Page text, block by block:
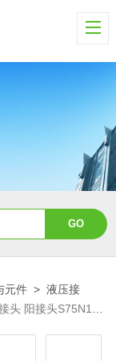
元件 >液压接
头 阳接头S75N16-